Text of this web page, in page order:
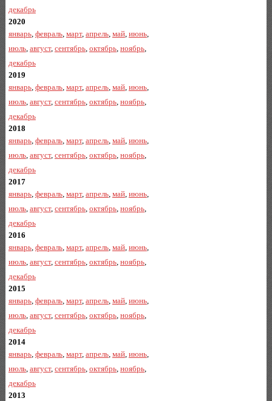
декабрь
2020
январь, февраль, март, апрель, май, июнь,
июль, август, сентябрь, октябрь, ноябрь,
декабрь
2019
январь, февраль, март, апрель, май, июнь,
июль, август, сентябрь, октябрь, ноябрь,
декабрь
2018
январь, февраль, март, апрель, май, июнь,
июль, август, сентябрь, октябрь, ноябрь,
декабрь
2017
январь, февраль, март, апрель, май, июнь,
июль, август, сентябрь, октябрь, ноябрь,
декабрь
2016
январь, февраль, март, апрель, май, июнь,
июль, август, сентябрь, октябрь, ноябрь,
декабрь
2015
январь, февраль, март, апрель, май, июнь,
июль, август, сентябрь, октябрь, ноябрь,
декабрь
2014
январь, февраль, март, апрель, май, июнь,
июль, август, сентябрь, октябрь, ноябрь,
декабрь
2013